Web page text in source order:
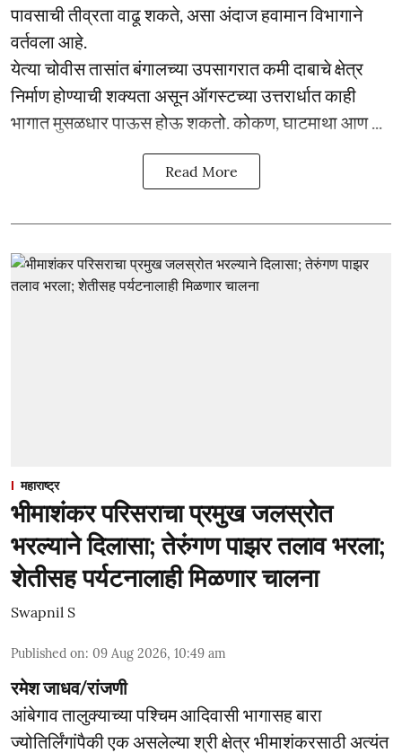
पावसाची तीव्रता वाढू शकते, असा अंदाज हवामान विभागाने
वर्तवला आहे.
येत्या चोवीस तासांत बंगालच्या उपसागरात कमी दाबाचे क्षेत्र
निर्माण होण्याची शक्यता असून ऑगस्टच्या उत्तरार्धात काही
भागात मुसळधार पाऊस होऊ शकतो. कोकण, घाटमाथा आण ...
Read More
महाराष्ट्र
भीमाशंकर परिसराचा प्रमुख जलस्रोत
भरल्याने दिलासा; तेरुंगण पाझर तलाव भरला;
शेतीसह पर्यटनालाही मिळणार चालना
Swapnil S
Published on: 09 Aug 2026, 10:49 am
रमेश जाधव/रांजणी
आंबेगाव तालुक्याच्या पश्चिम आदिवासी भागासह बारा
ज्योतिर्लिंगांपैकी एक असलेल्या श्री क्षेत्र भीमाशंकरसाठी अत्यंत